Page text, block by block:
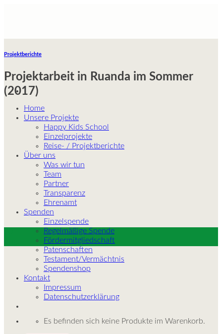
Home
Unsere Projekte
Happy Kids School
Einzelprojekte
Reise- / Projektberichte
Über uns
Was wir tun
Team
Partner
Transparenz
Ehrenamt
Spenden
Einzelspende
Regelmäßige Spende
Fördermitgliedschaft
Patenschaften
Testament/Vermächtnis
Spendenshop
Kontakt
Impressum
Datenschutzerklärung
Es befinden sich keine Produkte im Warenkorb.
Projektberichte
Projektarbeit in Ruanda im Sommer
(2017)